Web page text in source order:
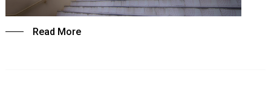
Read More